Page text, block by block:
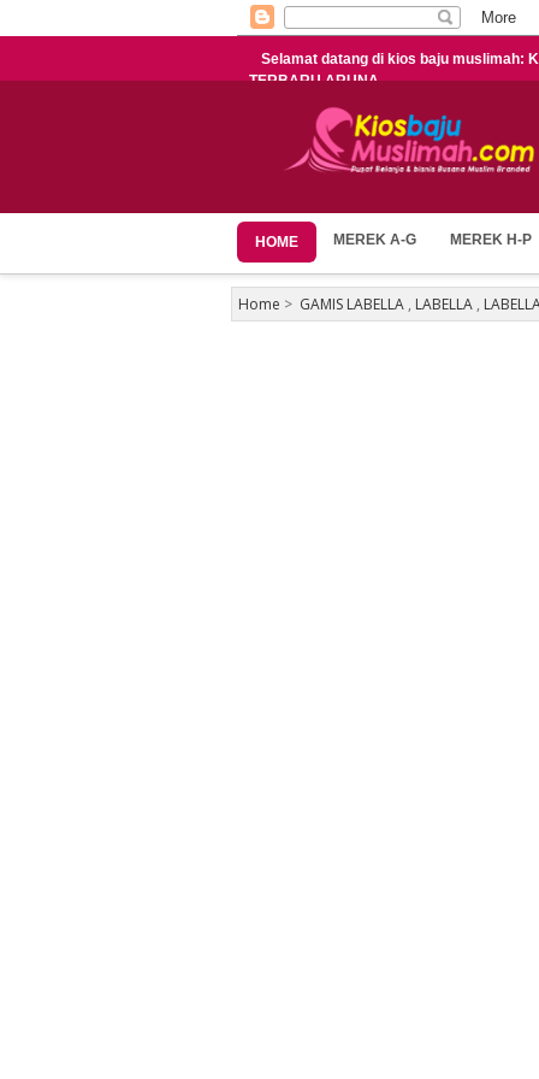
Selamat datang di kios baju muslimah:
TERBARU ARUNA
HOME MEREK A-G MEREK H-P
Home > GAMIS LABELLA , LABELLA ,